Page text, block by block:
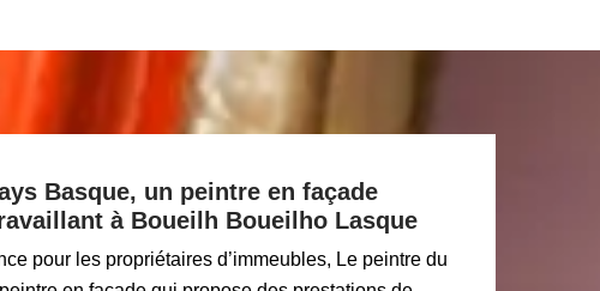
Basque, un peintre en façade
à Boueilh Boueilho Lasque
pour les propriétaires d’immeubles, Le peintre du